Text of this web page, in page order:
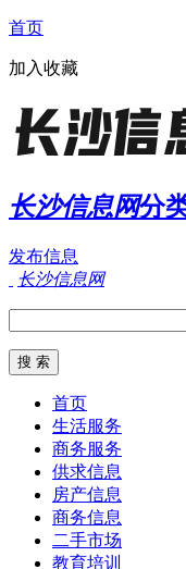
首页
加入收藏
长沙信息网分
发布信息
长沙信息网
首页
生活服务
商务服务
供求信息
房产信息
商务信息
二手市场
教育培训